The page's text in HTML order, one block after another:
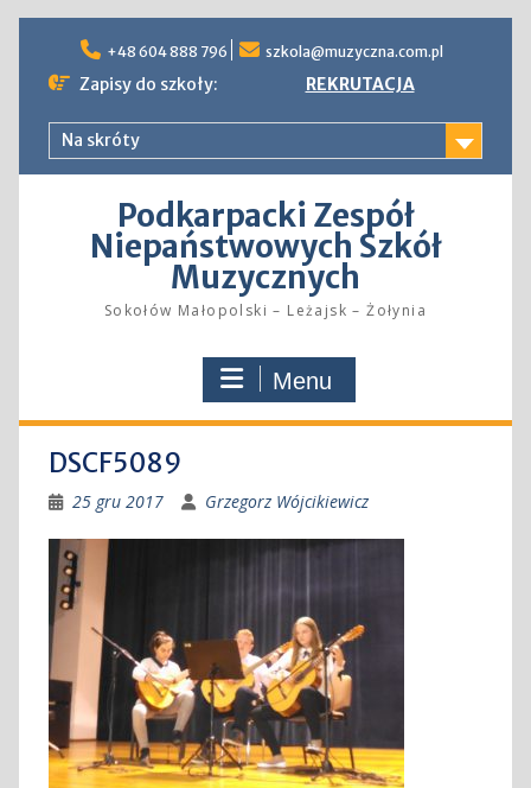
content
+48 604 888 796 szkola@muzyczna.com.pl
Zapisy do szkoły: REKRUTACJA
Na skróty
Podkarpacki Zespół
Niepaństwowych Szkół
Muzycznych
Sokołów Małopolski – Leżajsk – Żołynia
Menu
DSCF5089
25 gru 2017 Grzegorz Wójcikiewicz